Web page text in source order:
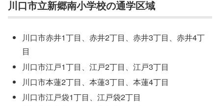
川口市立新郷南小学校の通学区域
川口市赤井1丁目、赤井2丁目、赤井3丁目、赤井4丁
目
川口市江戸1丁目、江戸2丁目、江戸3丁目
川口市本蓮2丁目、本蓮3丁目、本蓮4丁目
川口市江戸袋1丁目、江戸袋2丁目